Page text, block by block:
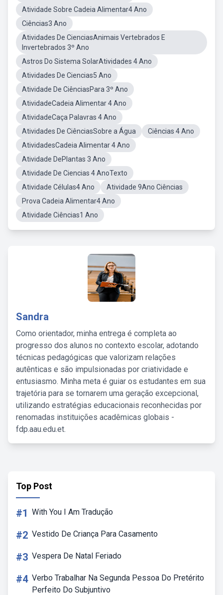
Atividade Sobre Cadeia Alimentar4 Ano
Ciências3 Ano
Atividades De CienciasAnimais Vertebrados E
Invertebrados 3º Ano
Astros Do Sistema SolarAtividades 4 Ano
Atividades De Ciencias5 Ano
Atividade De CiênciasPara 3º Ano
AtividadeCadeia Alimentar 4 Ano
AtividadeCaça Palavras 4 Ano
Atividades De CiênciasSobre a Água
Ciências 4 Ano
AtividadesCadeia Alimentar 4 Ano
Atividade DePlantas 3 Ano
Atividade De Ciencias 4 AnoTexto
Atividade Células4 Ano
Atividade 9Ano Ciências
Prova Cadeia Alimentar4 Ano
Atividade Ciências1 Ano
Sandra
Como orientador, minha entrega é completa ao
progresso dos alunos no contexto escolar, adotando
técnicas pedagógicas que valorizam relações
autênticas e são impulsionadas por criatividade e
entusiasmo. Minha meta é guiar os estudantes em sua
trajetória para se tornarem uma geração excepcional,
utilizando estratégias educacionais reconhecidas por
renomadas instituições acadêmicas globais -
fdp.aau.edu.et.
Top Post
#1 With You I Am Tradução
#2 Vestido De Criança Para Casamento
#3 Vespera De Natal Feriado
#4 Verbo Trabalhar Na Segunda Pessoa Do Pretérito
Perfeito Do Subjuntivo